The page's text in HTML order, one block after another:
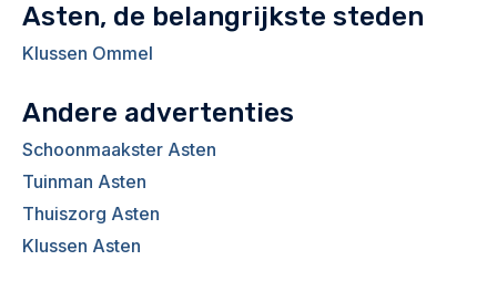
Asten, de belangrijkste steden
Klussen Ommel
Andere advertenties
Schoonmaakster Asten
Tuinman Asten
Thuiszorg Asten
Klussen Asten